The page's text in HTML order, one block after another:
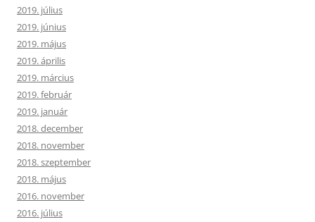
2019. július
2019. június
2019. május
2019. április
2019. március
2019. február
2019. január
2018. december
2018. november
2018. szeptember
2018. május
2016. november
2016. július